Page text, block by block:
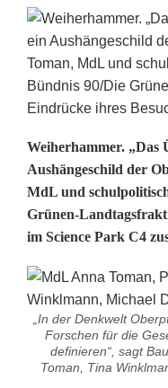
D
e
n
w
e
Weiherhammer. „Das
Aushängeschild der
MdL und
Grünen-
im Science Park C4
„In der Denkwelt
Forschen für die
definieren“, sagt
Toman, Tina